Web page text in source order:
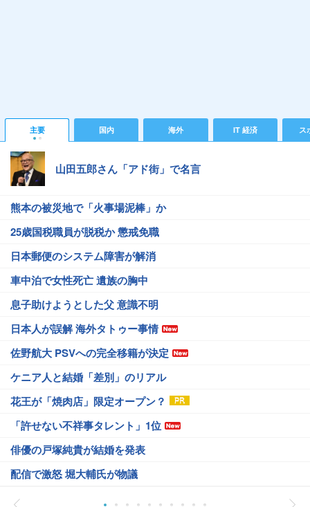
主要 国内 海外 IT 経済 ス
山田五郎さん「アド街」で名言
熊本の被災地で「火事場泥棒」か
25歳国税職員が脱税か 懲戒免職
日本郵便のシステム障害が解消
車中泊で女性死亡 遺族の胸中
息子助けようとした父 意識不明
日本人が誤解 海外タトゥー事情
佐野航大 PSVへの完全移籍が決定
ケニア人と結婚「差別」のリアル
花王が「焼肉店」限定オープン？
「許せない不祥事タレント」1位
俳優の戸塚純貴が結婚を発表
配信で激怒 堀大輔氏が物議